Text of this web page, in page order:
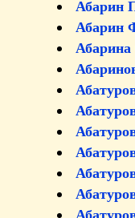
Абарин
Абарин